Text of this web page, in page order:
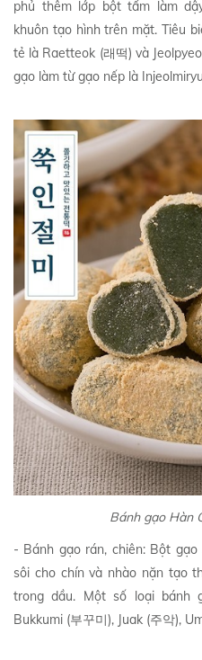
phủ thêm lớp bột tẩm làm
khuôn tạo hình trên mặt. Tiêu
tẻ là Raetteok (래떡) và
gạo làm từ gạo nếp là
Bánh gạo Hàn
- Bánh gạo rán, chiên: Bột
sôi cho chín và nhào nặn tạo
trong dầu. Một số loại bánh
Bukkumi (부꾸미), Juak (주악),